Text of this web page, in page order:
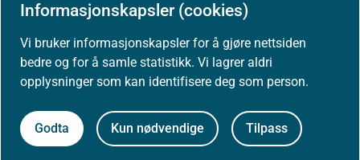
Informasjonskapsler (cookies)
Vi bruker informasjonskapsler for å gjøre nettsiden
bedre og for å samle statistikk. Vi lagrer aldri
opplysninger som kan identifisere deg som person.
Godta Kun nødvendige Tilpass
Presse
Om nettstedet